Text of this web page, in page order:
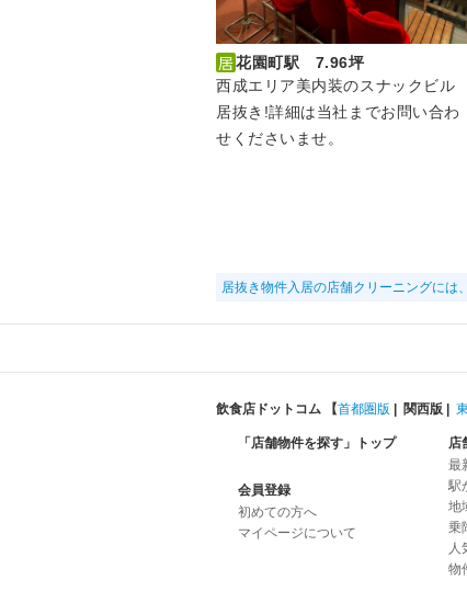
花園町駅 7.96坪
西成エリア美内装のスナックビル
居抜き!詳細は当社までお問い合わ
せくださいませ。
居抜き物件入居の店舗クリーニングに
飲食店ドットコム 【首都圏版 | 関西版 |
「店舗物件を探す」トップ
会員登録
初めての方へ
マイページについて
店
最
駅
地
乗
人
物